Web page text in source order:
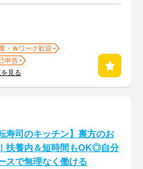
・Ｗワーク歓迎
申告
見る
寿司のキッチン】裏方のお
扶養内＆短時間もOK◎自分
スで無理なく働ける